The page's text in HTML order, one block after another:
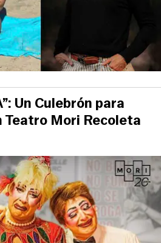
Un Culebrón para
Teatro Mori Recoleta